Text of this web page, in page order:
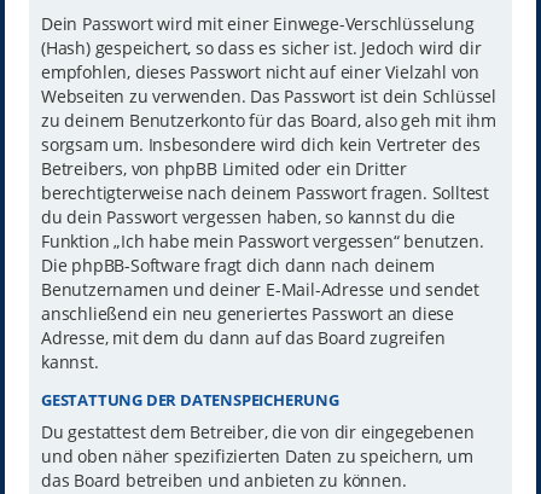
Dein Passwort wird mit einer Einwege-Verschlüsselung
(Hash) gespeichert, so dass es sicher ist. Jedoch wird dir
empfohlen, dieses Passwort nicht auf einer Vielzahl von
Webseiten zu verwenden. Das Passwort ist dein Schlüssel
zu deinem Benutzerkonto für das Board, also geh mit ihm
sorgsam um. Insbesondere wird dich kein Vertreter des
Betreibers, von phpBB Limited oder ein Dritter
berechtigterweise nach deinem Passwort fragen. Solltest
du dein Passwort vergessen haben, so kannst du die
Funktion „Ich habe mein Passwort vergessen“ benutzen.
Die phpBB-Software fragt dich dann nach deinem
Benutzernamen und deiner E-Mail-Adresse und sendet
anschließend ein neu generiertes Passwort an diese
Adresse, mit dem du dann auf das Board zugreifen
kannst.
GESTATTUNG DER DATENSPEICHERUNG
Du gestattest dem Betreiber, die von dir eingegebenen
und oben näher spezifizierten Daten zu speichern, um
das Board betreiben und anbieten zu können.